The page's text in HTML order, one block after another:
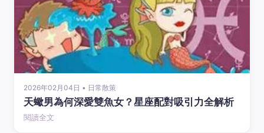
2026年02月04日 • 日常散策
天蠍男為何深愛雙魚女？星座配對吸引力全解析
閱讀全文